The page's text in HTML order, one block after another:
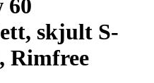
60
skjult S-
Rimfree